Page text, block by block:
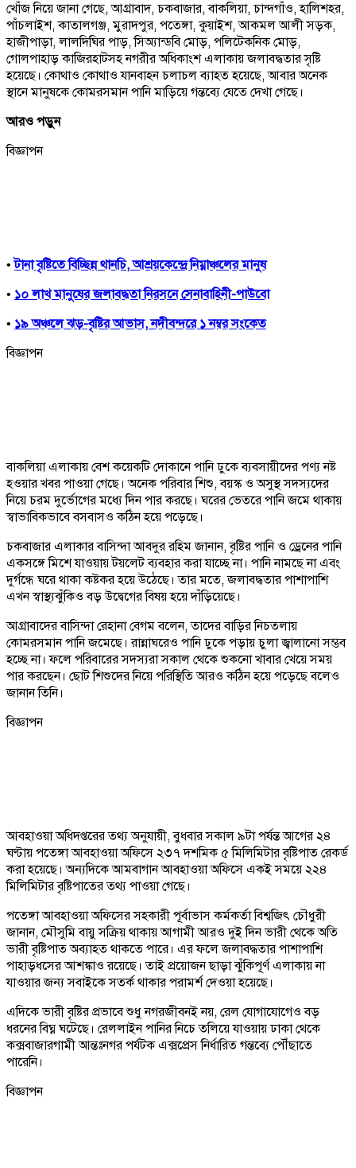
খোঁজ নিয়ে জানা গেছে, আগ্রাবাদ, চকবাজার, বাকলিয়া, চান্দগাঁও, হালিশহর,
পাঁচলাইশ, কাতালগঞ্জ, মুরাদপুর, পতেঙ্গা, কুয়াইশ, আকমল আলী সড়ক,
হাজীপাড়া, লালদিঘির পাড়, সিঅ্যান্ডবি মোড়, পলিটেকনিক মোড়,
গোলপাহাড় কাজিরহাটসহ নগরীর অধিকাংশ এলাকায় জলাবদ্ধতার সৃষ্টি
হয়েছে। কোথাও কোথাও যানবাহন চলাচল ব্যাহত হয়েছে, আবার অনেক
স্থানে মানুষকে কোমরসমান পানি মাড়িয়ে গন্তব্যে যেতে দেখা গেছে।
আরও পড়ুন
বিজ্ঞাপন
•টানা বৃষ্টিতে বিচ্ছিন্ন থানচি, আশ্রয়কেন্দ্রে নিম্নাঞ্চলের মানুষ
• ১০ লাখ মানুষের জলাবদ্ধতা নিরসনে সেনাবাহিনী-পাউবো
• ১৯ অঞ্চলে ঝড়-বৃষ্টির আভাস, নদীবন্দরে ১ নম্বর সংকেত
বিজ্ঞাপন
বাকলিয়া এলাকায় বেশ কয়েকটি দোকানে পানি ঢুকে ব্যবসায়ীদের পণ্য নষ্ট
হওয়ার খবর পাওয়া গেছে। অনেক পরিবার শিশু, বয়স্ক ও অসুস্থ সদস্যদের
নিয়ে চরম দুর্ভোগের মধ্যে দিন পার করছে। ঘরের ভেতরে পানি জমে থাকায়
স্বাভাবিকভাবে বসবাসও কঠিন হয়ে পড়েছে।
চকবাজার এলাকার বাসিন্দা আবদুর রহিম জানান, বৃষ্টির পানি ও ড্রেনের পানি
একসঙ্গে মিশে যাওয়ায় টয়লেট ব্যবহার করা যাচ্ছে না। পানি নামছে না এবং
দুর্গন্ধে ঘরে থাকা কষ্টকর হয়ে উঠেছে। তার মতে, জলাবদ্ধতার পাশাপাশি
এখন স্বাস্থ্যঝুঁকিও বড় উদ্বেগের বিষয় হয়ে দাঁড়িয়েছে।
আগ্রাবাদের বাসিন্দা রেহানা বেগম বলেন, তাদের বাড়ির নিচতলায়
কোমরসমান পানি জমেছে। রান্নাঘরেও পানি ঢুকে পড়ায় চুলা জ্বালানো সম্ভব
হচ্ছে না। ফলে পরিবারের সদস্যরা সকাল থেকে শুকনো খাবার খেয়ে সময়
পার করছেন। ছোট শিশুদের নিয়ে পরিস্থিতি আরও কঠিন হয়ে পড়েছে বলেও
জানান তিনি।
বিজ্ঞাপন
আবহাওয়া অধিদপ্তরের তথ্য অনুযায়ী, বুধবার সকাল ৯টা পর্যন্ত আগের ২৪
ঘণ্টায় পতেঙ্গা আবহাওয়া অফিসে ২৩৭ দশমিক ৫ মিলিমিটার বৃষ্টিপাত রেকর্ড
করা হয়েছে। অন্যদিকে আমবাগান আবহাওয়া অফিসে একই সময়ে ২২৪
মিলিমিটার বৃষ্টিপাতের তথ্য পাওয়া গেছে।
পতেঙ্গা আবহাওয়া অফিসের সহকারী পূর্বাভাস কর্মকর্তা বিশ্বজিৎ চৌধুরী
জানান, মৌসুমি বায়ু সক্রিয় থাকায় আগামী আরও দুই দিন ভারী থেকে অতি
ভারী বৃষ্টিপাত অব্যাহত থাকতে পারে। এর ফলে জলাবদ্ধতার পাশাপাশি
পাহাড়ধসের আশঙ্কাও রয়েছে। তাই প্রয়োজন ছাড়া ঝুঁকিপূর্ণ এলাকায় না
যাওয়ার জন্য সবাইকে সতর্ক থাকার পরামর্শ দেওয়া হয়েছে।
এদিকে ভারী বৃষ্টির প্রভাবে শুধু নগরজীবনই নয়, রেল যোগাযোগেও বড়
ধরনের বিঘ্ন ঘটেছে। রেললাইন পানির নিচে তলিয়ে যাওয়ায় ঢাকা থেকে
কক্সবাজারগামী আন্তঃনগর পর্যটক এক্সপ্রেস নির্ধারিত গন্তব্যে পৌঁছাতে
পারেনি।
বিজ্ঞাপন